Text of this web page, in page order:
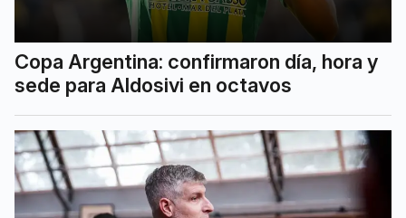
Copa Argentina: confirmaron día, hora y
sede para Aldosivi en octavos